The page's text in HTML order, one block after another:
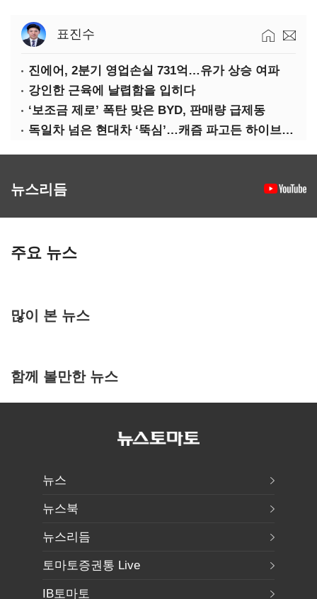
표진수
진에어, 2분기 영업손실 731억…유가 상승 여파
강인한 근육에 날렵함을 입히다
‘보조금 제로’ 폭탄 맞은 BYD, 판매량 급제동
독일차 넘은 현대차 ‘뚝심’…캐즘 파고든 하이브리드 역전극
뉴스리듬
주요 뉴스
많이 본 뉴스
함께 볼만한 뉴스
뉴스
뉴스북
뉴스리듬
토마토증권통 Live
IB토마토